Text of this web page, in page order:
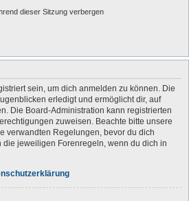
dieser Sitzung verbergen
sein, um dich anmelden zu können. Die
erledigt und ermöglicht dir, auf
Die Board-Administration kann registrierten
zuweisen. Beachte bitte unsere
verwandten Regelungen, bevor du dich
die jeweiligen Forenregeln, wenn du dich in